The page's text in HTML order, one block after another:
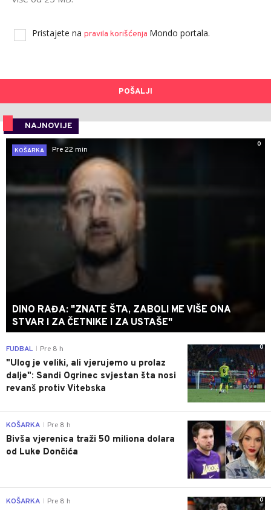
Pristajete na pravila korišćenja Mondo portala.
POŠALJI
NAJNOVIJE
0
KOŠARKA
Pre 22 min
DINO RAĐA: "ZNATE ŠTA, ZABOLI ME VIŠE ONA
STVAR I ZA ČETNIKE I ZA USTAŠE"
0
FUDBAL Pre 8 h
"Ulog je veliki, ali vjerujemo u prolaz
dalje": Sandi Ogrinec svjestan šta nosi
revanš protiv Vitebska
0
KOŠARKA Pre 8 h
Bivša vjerenica traži 50 miliona dolara
od Luke Dončića
0
KOŠARKA Pre 8 h